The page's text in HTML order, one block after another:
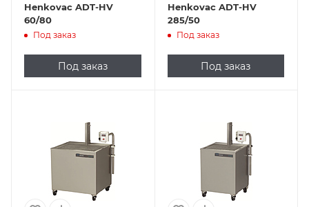
Henkovac ADT-HV
60/80
Под заказ
Под заказ
Henkovac ADT-HV
285/50
Под заказ
Под заказ
установка; 380 В
установка; 380 В